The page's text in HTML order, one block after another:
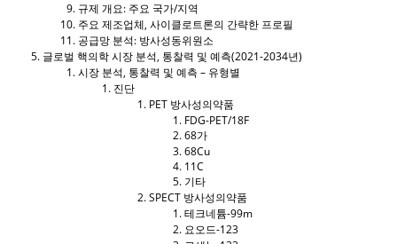
규제 개요: 주요 국가/지역
주요 제조업체, 사이클로트론의 간략한 프로필
공급망 분석: 방사성동위원소
글로벌 핵의학 시장 분석, 통찰력 및 예측(2021-2034년)
시장 분석, 통찰력 및 예측 – 유형별
진단
PET 방사성의약품
FDG-PET/18F
68가
68Cu
11C
기타
SPECT 방사성의약품
테크네튬-99m
요오드-123